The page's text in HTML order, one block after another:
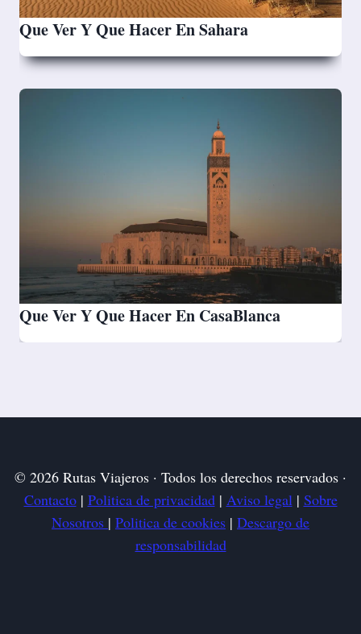
Que Ver Y Que Hacer En Sahara
Que Ver Y Que Hacer En CasaBlanca
© 2026 Rutas Viajeros · Todos los derechos reservados ·
Contacto| Politica de privacidad| Aviso legal | Sobre
Nosotros | Politica de cookies | Descargo de
responsabilidad